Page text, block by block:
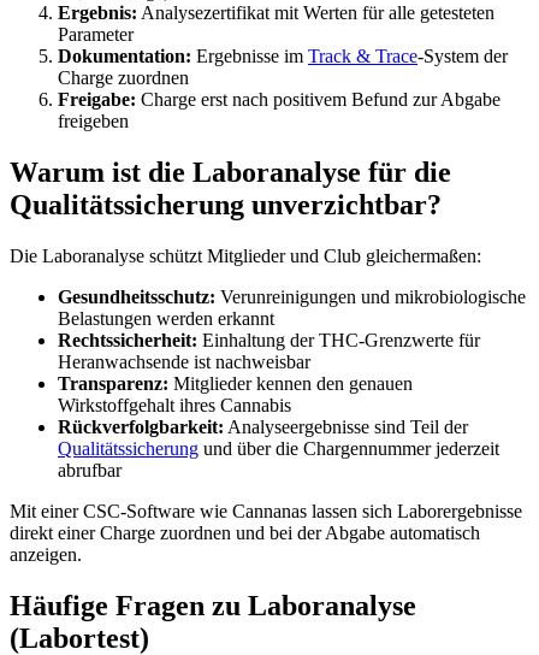
Ergebnis: Analysezertifikat mit Werten für alle getesteten
Parameter
Dokumentation: Ergebnisse im Track & Trace-System der
Charge zuordnen
Freigabe: Charge erst nach positivem Befund zur Abgabe
freigeben
Warum ist die Laboranalyse für die
Qualitätssicherung unverzichtbar?
Die Laboranalyse schützt Mitglieder und Club gleichermaßen:
Gesundheitsschutz: Verunreinigungen und mikrobiologische
Belastungen werden erkannt
Rechtssicherheit: Einhaltung der THC-Grenzwerte für
Heranwachsende ist nachweisbar
Transparenz: Mitglieder kennen den genauen
Wirkstoffgehalt ihres Cannabis
Rückverfolgbarkeit: Analyseergebnisse sind Teil der
Qualitätssicherung und über die Chargennummer jederzeit
abrufbar
Mit einer CSC-Software wie Cannanas lassen sich Laborergebnisse
direkt einer Charge zuordnen und bei der Abgabe automatisch
anzeigen.
Häufige Fragen zu Laboranalyse
(Labortest)